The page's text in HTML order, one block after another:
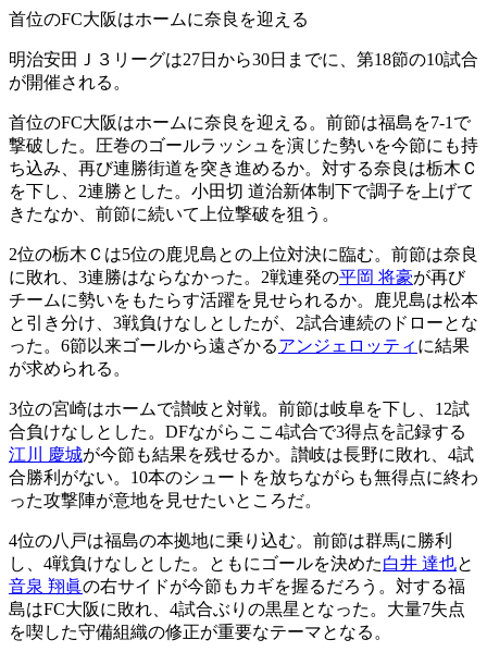
首位のFC大阪はホームに奈良を迎える
明治安田Ｊ３リーグは27日から30日までに、第18節の10試合
が開催される。
首位のFC大阪はホームに奈良を迎える。前節は福島を7-1で
撃破した。圧巻のゴールラッシュを演じた勢いを今節にも持
ち込み、再び連勝街道を突き進めるか。対する奈良は栃木Ｃ
を下し、2連勝とした。小田切 道治新体制下で調子を上げて
きたなか、前節に続いて上位撃破を狙う。
2位の栃木Ｃは5位の鹿児島との上位対決に臨む。前節は奈良
に敗れ、3連勝はならなかった。2戦連発の平岡 将豪が再び
チームに勢いをもたらす活躍を見せられるか。鹿児島は松本
と引き分け、3戦負けなしとしたが、2試合連続のドローとな
った。6節以来ゴールから遠ざかるアンジェロッティ に結果
が求められる。
3位の宮崎はホームで讃岐と対戦。前節は岐阜を下し、12試
合負けなしとした。DFながらここ4試合で3得点を記録する
江川 慶城が今節も結果を残せるか。讃岐は長野に敗れ、4試
合勝利がない。10本のシュートを放ちながらも無得点に終わ
った攻撃陣が意地を見せたいところだ。
4位の八戸は福島の本拠地に乗り込む。前節は群馬に勝利
し、4戦負けなしとした。ともにゴールを決めた白井 達也と
音泉 翔眞の右サイドが今節もカギを握るだろう。対する福
島はFC大阪に敗れ、4試合ぶりの黒星となった。大量7失点
を喫した守備組織の修正が重要なテーマとなる。